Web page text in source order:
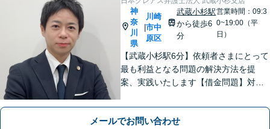
神
奈
川
県
|
川崎
市中
原区
武蔵小杉駅
から徒歩6
分
営業時間：09:3
0~19:00（平
日）
【武蔵小杉駅6分】依頼者さまにとって
最も利益となる問題の解決方法を提
案、実践いたします【借金問題】対応
案いたします【離婚問題】親身に寄り
添い、有利な条件で解決できるよう尽
メールでお問い合わせ